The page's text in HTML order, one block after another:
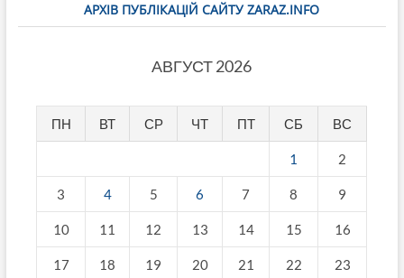
АРХІВ ПУБЛІКАЦІЙ САЙТУ ZARAZ.INFO
АВГУСТ 2026
ПН ВТ СР ЧТ ПТ СБ ВС
1 2
3 4 5 6 7 8 9
10 11 12 13 14 15 16
17 18 19 20 21 22 23